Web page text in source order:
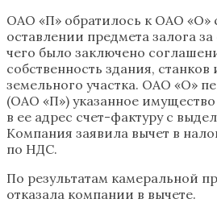
ОАО «П» обратилось к ОАО «О»
оставлении предмета залога за
чего было заключено
собственность здания,
земельного участка. ОАО «О»
(ОАО «П») указанное
в ее адрес счет-фактуру с
Компания заявила вычет в
по НДС.
По результатам камеральной
отказала компании в вычете.